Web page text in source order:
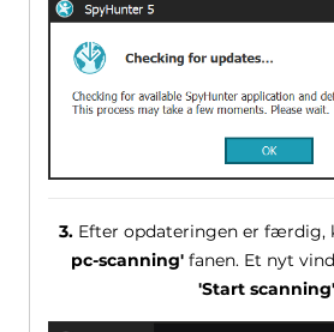
3.Efter opdateringen er færdig,
pc-scanning' fanen. Et nyt
'Start